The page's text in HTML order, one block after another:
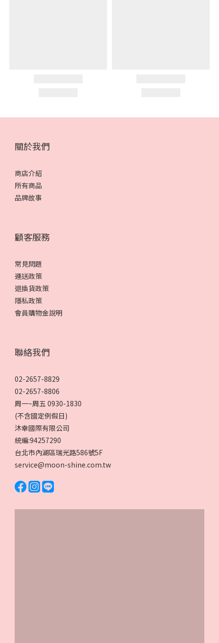
關於我們
商店介紹
所有商品
品牌故事
顧客服務
常見問題
運送政策
退換貨政策
隱私政策
會員購物金說明
聯絡我們
02-2657-8829
02-2657-8806
周一~周五 0930-1830
(不含國定例假日)
沐幸國際有限公司
統編:94257290
台北市內湖區瑞光路586號5F
service@moon-shine.com.tw